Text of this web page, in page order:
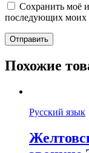
Сохранить моё
последующих моих
Похожие
Русский язык